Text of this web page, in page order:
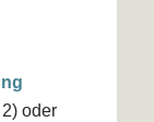
oder